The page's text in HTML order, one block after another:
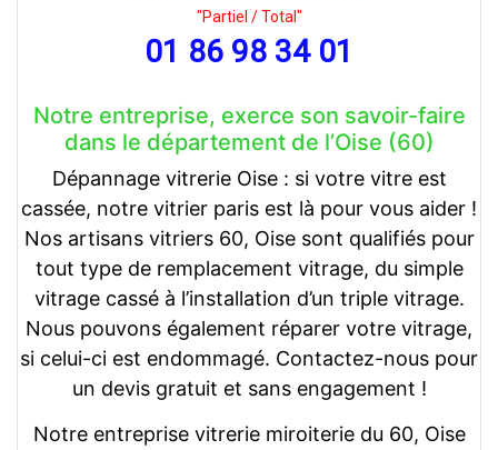
"Partiel / Total"
01 86 98 34 01
Notre entreprise, exerce son savoir-faire
dans le département de l’Oise (60)
Dépannage vitrerie Oise : si votre vitre est
cassée, notre vitrier paris est là pour vous aider !
Nos artisans vitriers 60, Oise sont qualifiés pour
tout type de remplacement vitrage, du simple
vitrage cassé à l’installation d’un triple vitrage.
Nous pouvons également réparer votre vitrage,
si celui-ci est endommagé. Contactez-nous pour
un devis gratuit et sans engagement !
Notre entreprise vitrerie miroiterie du 60, Oise